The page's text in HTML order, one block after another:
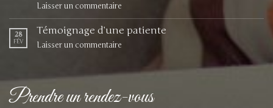
Laisser un commentaire
28
FÉV
Témoignage d’une patiente
Laisser un commentaire
Prendre un rendez-vous